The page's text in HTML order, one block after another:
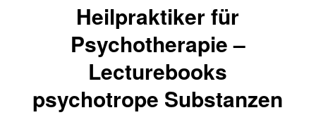
Heilpraktiker für
Psychotherapie –
Lecturebooks
psychotrope Substanzen